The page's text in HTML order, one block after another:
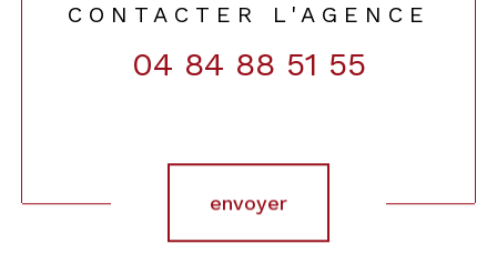
CONTACTER L'AGENCE
04 84 88 51 55
envoyer